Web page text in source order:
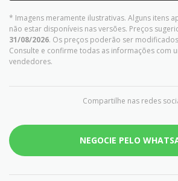
* Imagens meramente ilustrativas. Alguns itens
não estar disponíveis nas versões. Preços
31/08/2026. Os preços poderão ser
Consulte e confirme todas as informações com
vendedores.
Compartilhe nas redes
NEGOCIE PELO